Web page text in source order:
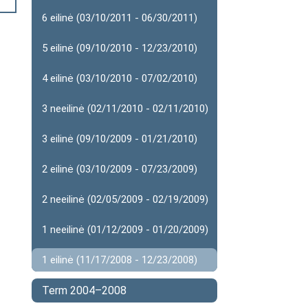
6 eilinė (03/10/2011 - 06/30/2011)
5 eilinė (09/10/2010 - 12/23/2010)
4 eilinė (03/10/2010 - 07/02/2010)
3 neeilinė (02/11/2010 - 02/11/2010)
3 eilinė (09/10/2009 - 01/21/2010)
2 eilinė (03/10/2009 - 07/23/2009)
2 neeilinė (02/05/2009 - 02/19/2009)
1 neeilinė (01/12/2009 - 01/20/2009)
1 eilinė (11/17/2008 - 12/23/2008)
Term 2004–2008